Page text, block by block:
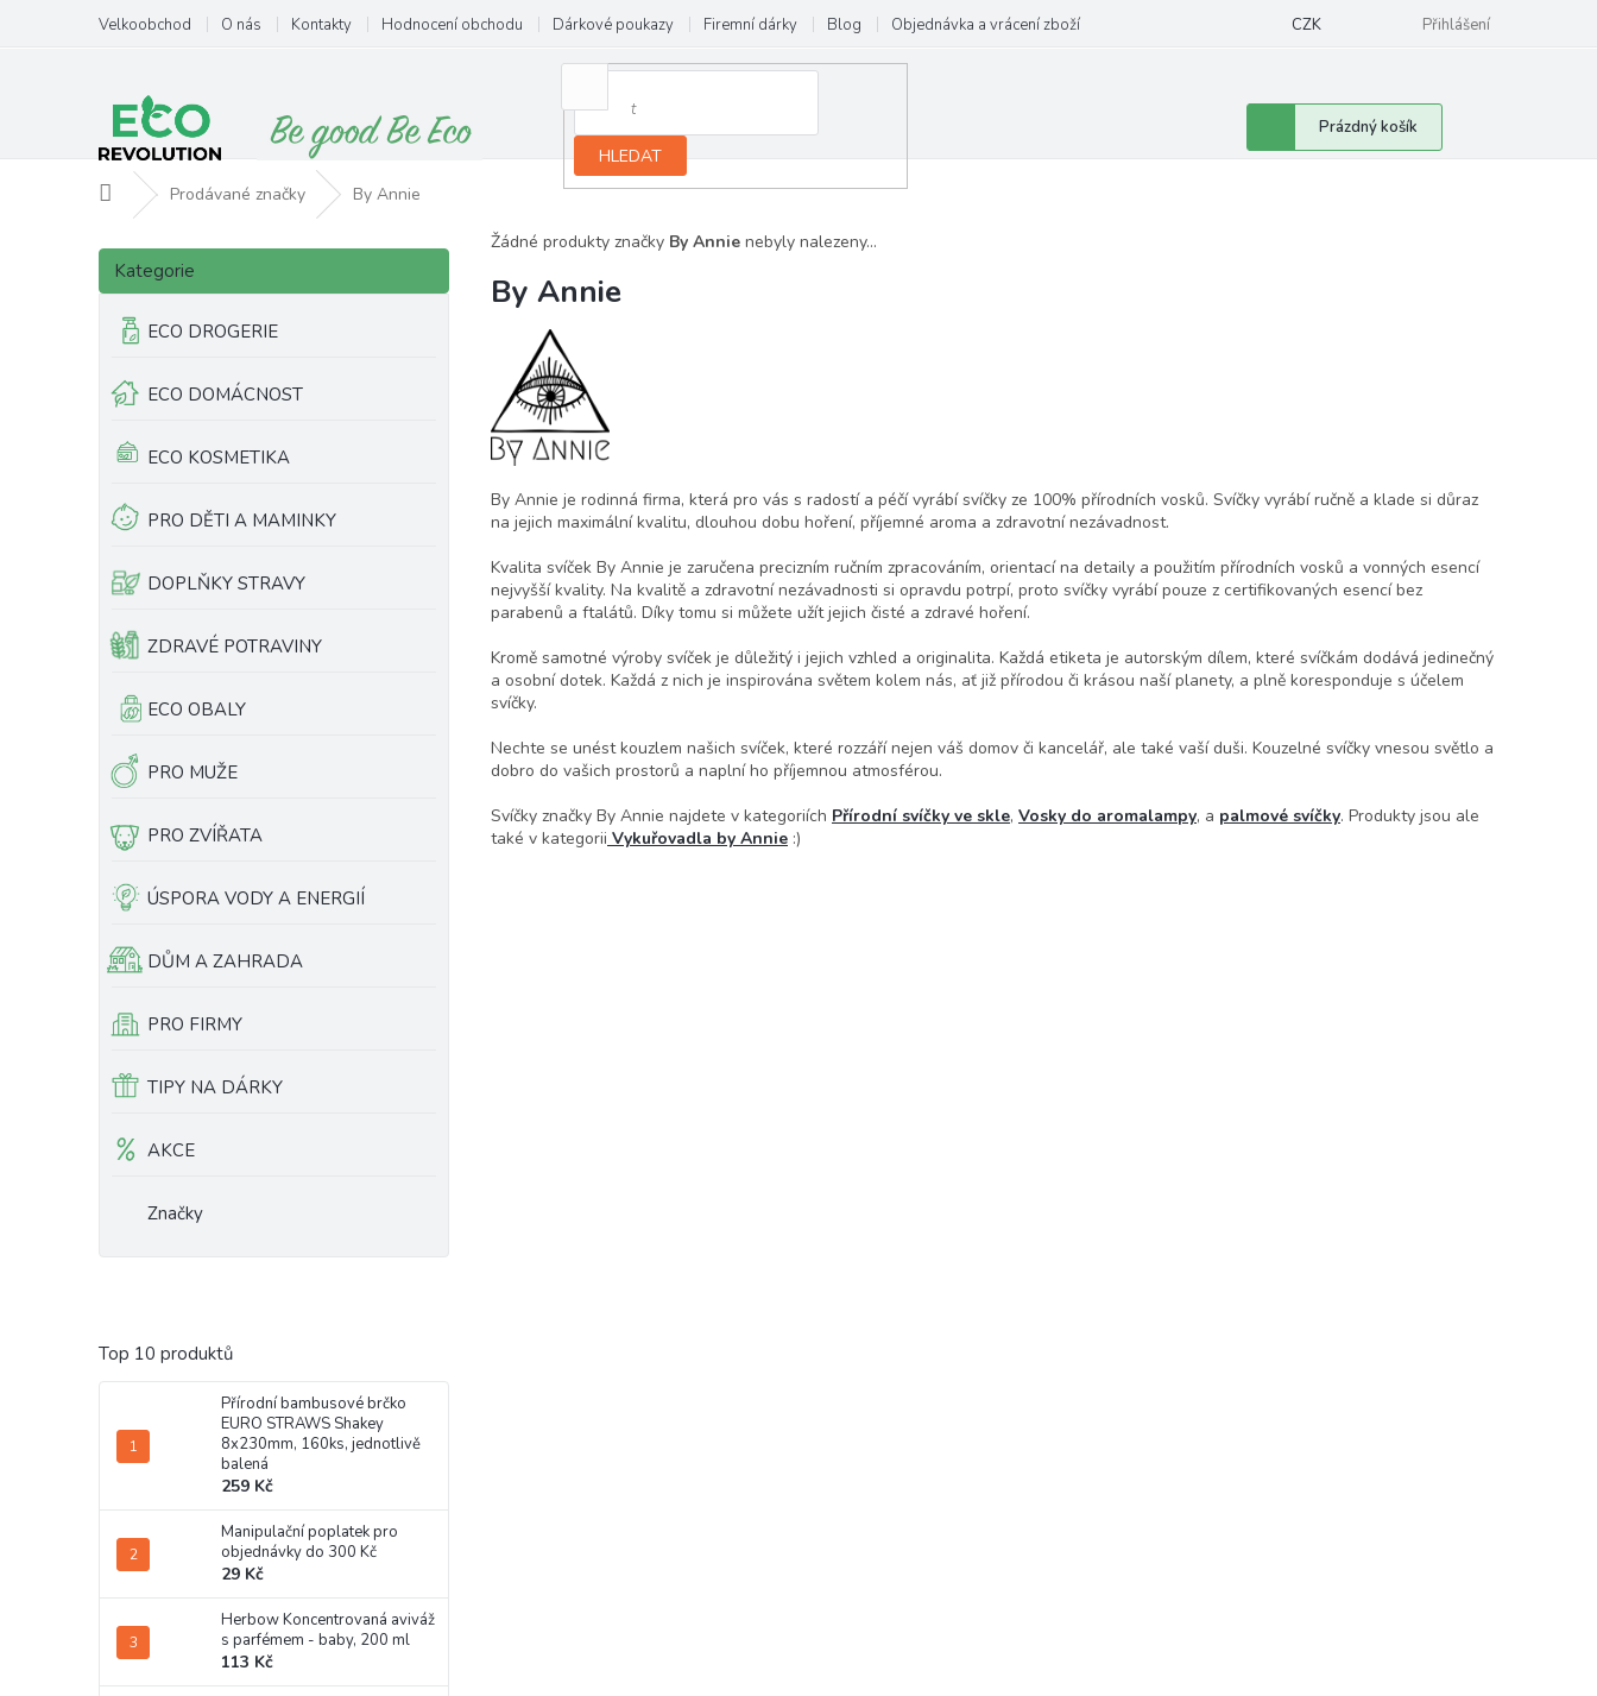
obsah
Velkoobchod O nás Kontakty Hodnocení obchodu Dárkové poukazy Firemní dárky Blog Objednávka a vrácení zboží CZK Přihlášení
HLEDAT
Nákupní
košík
Prázdný košík
Domů Prodávané značky By Annie
P
s
n
n
Přeskočit
kategorie
Kategorie
ECO DROGERIE
ECO DOMÁCNOST
ECO KOSMETIKA
PRO DĚTI A MAMINKY
DOPLŇKY STRAVY
ZDRAVÉ POTRAVINY
ECO OBALY
PRO MUŽE
PRO ZVÍŘATA
ÚSPORA VODY A ENERGIÍ
DŮM A ZAHRADA
PRO FIRMY
TIPY NA DÁRKY
AKCE
Značky
Top 10 produktů
Přírodní bambusové brčko
EURO STRAWS Shakey
8x230mm, 160ks, jednotlivě
balená
259 Kč
Manipulační poplatek pro
objednávky do 300 Kč
29 Kč
Herbow Koncentrovaná aviváž
s parfémem - baby, 200 ml
113 Kč
By Annie
By Annie je rodinná firma, která pro vás s radostí a péčí vyrábí svíčky ze 100% přírodních vosků. Svíčky vyrábí ručně a klade si důraz
na jejich maximální kvalitu, dlouhou dobu hoření, příjemné aroma a zdravotní nezávadnost.
Kvalita svíček By Annie je zaručena precizním ručním zpracováním, orientací na detaily a použitím přírodních vosků a vonných esencí
nejvyšší kvality. Na kvalitě a zdravotní nezávadnosti si opravdu potrpí, proto svíčky vyrábí pouze z certifikovaných esencí bez
parabenů a ftalátů. Díky tomu si můžete užít jejich čisté a zdravé hoření.
Kromě samotné výroby svíček je důležitý i jejich vzhled a originalita. Každá etiketa je autorským dílem, které svíčkám dodává jedinečný
a osobní dotek. Každá z nich je inspirována světem kolem nás, ať již přírodou či krásou naší planety, a plně koresponduje s účelem
svíčky.
Nechte se unést kouzlem našich svíček, které rozzáří nejen váš domov či kancelář, ale také vaší duši. Kouzelné svíčky vnesou světlo a
dobro do vašich prostorů a naplní ho příjemnou atmosférou.
Svíčky značky By Annie najdete v kategoriích Přírodní svíčky ve skle, Vosky do aromalampy, a palmové svíčky. Produkty jsou ale
také v kategorii Vykuřovadla by Annie :)
Žádné produkty značky By Annie nebyly nalezeny...